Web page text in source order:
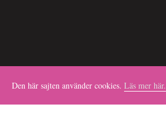
Den här sajten använder cookies. Läs mer här.